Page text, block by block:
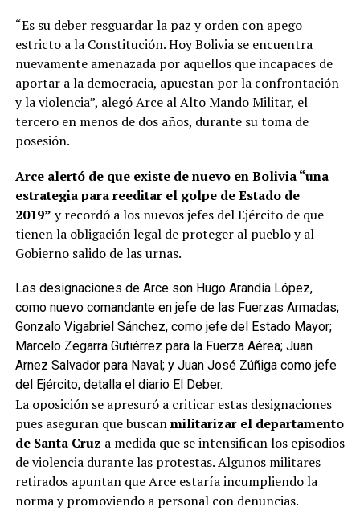
“Es su deber resguardar la paz y orden con apego
estricto a la Constitución. Hoy Bolivia se encuentra
nuevamente amenazada por aquellos que incapaces de
aportar a la democracia, apuestan por la confrontación
y la violencia”, alegó Arce al Alto Mando Militar, el
tercero en menos de dos años, durante su toma de
posesión.
Arce alertó de que existe de nuevo en Bolivia “una
estrategia para reeditar el golpe de Estado de
2019” y recordó a los nuevos jefes del Ejército de que
tienen la obligación legal de proteger al pueblo y al
Gobierno salido de las urnas.
Las designaciones de Arce son Hugo Arandia López,
como nuevo comandante en jefe de las Fuerzas Armadas;
Gonzalo Vigabriel Sánchez, como jefe del Estado Mayor;
Marcelo Zegarra Gutiérrez para la Fuerza Aérea; Juan
Arnez Salvador para Naval; y Juan José Zúñiga como jefe
del Ejército, detalla el diario El Deber.
La oposición se apresuró a criticar estas designaciones
pues aseguran que buscanmilitarizar el departamento
de Santa Cruz a medida que se intensifican los episodios
de violencia durante las protestas. Algunos militares
retirados apuntan que Arce estaría incumpliendo la
norma y promoviendo a personal con denuncias.